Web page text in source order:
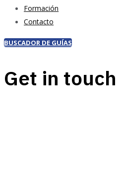
Formación
Contacto
BUSCADOR DE GUÍAS
Get in touch